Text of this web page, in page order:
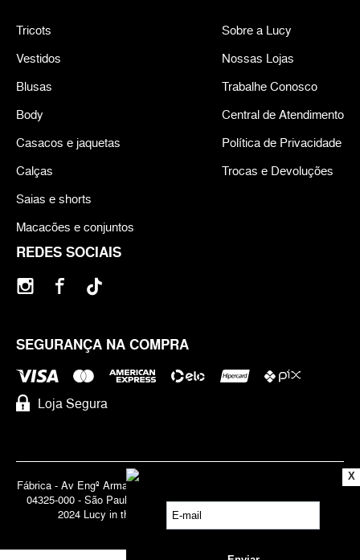
REDES SOCIAIS
SEGURANÇA NA COMPRA
Loja Segura
Tricots
Vestidos
Blusas
Body
Casacos e jaquetas
Calças
Saias e shorts
Macacões e conjuntos
Sobre a Lucy
Nossas Lojas
Trabalhe Conosco
Central de Atendimento
Política de Privacidade
Trocas e Devoluções
Fábrica - Av Engº Armando de Arruda Pereira, 3888 - Jabaquara | Cep
04325-000 - São Paulo - SP - Brasil CNPJ 71.947.691/0001-83 | ©
2024 Lucy in the Sky | Todos os direitos reservados.
X